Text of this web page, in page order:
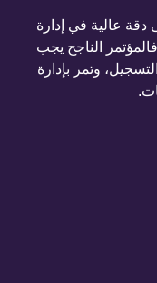
دقة عالية في إدارة
الناجح يجب
وتمر بإدارة